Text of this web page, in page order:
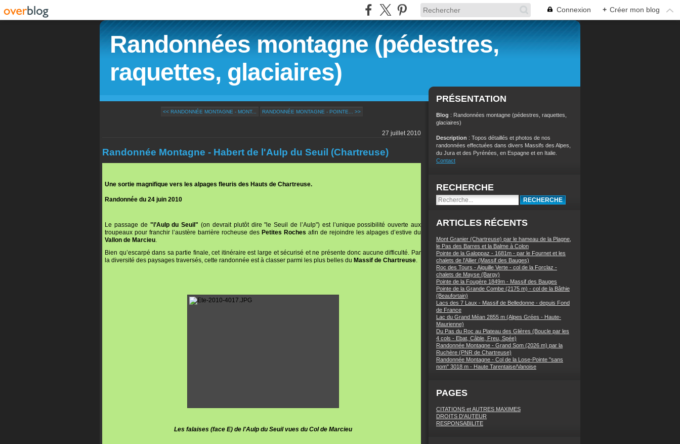
Connexion + Créer mon blog
Randonnées montagne (pédestres,
raquettes, glaciaires)
<< RANDONNÉE MONTAGNE - MONT... RANDONNÉE MONTAGNE - POINTE... >>
27 juillet 2010
Randonnée Montagne - Habert de l'Aulp du Seuil (Chartreuse)
Une sortie magnifique vers les alpages fleuris des Hauts de Chartreuse.
Randonnée du 24 juin 2010
Le passage de "l’Aulp du Seuil" (on devrait plutôt dire "le Seuil de l’Aulp") est l’unique possibilité ouverte aux
troupeaux pour franchir l’austère barrière rocheuse des Petites Roches afin de rejoindre les alpages d’estive du
Vallon de Marcieu.
Bien qu’escarpé dans sa partie finale, cet itinéraire est large et sécurisé et ne présente donc aucune difficulté. Par
la diversité des paysages traversés, cette randonnée est à classer parmi les plus belles du Massif de Chartreuse.
Les falaises (face E) de l'Aulp du Seuil vues du Col de Marcieu
PRÉSENTATION
Blog : Randonnées montagne (pédestres, raquettes,
glaciaires)
Description : Topos détaillés et photos de nos
randonnées effectuées dans divers Massifs des Alpes,
du Jura et des Pyrénées, en Espagne et en Italie.
Contact
RECHERCHE
ARTICLES RÉCENTS
Mont Granier (Chartreuse) par le hameau de la Plagne,
le Pas des Barres et la Balme à Colon
Pointe de la Galoppaz - 1681m - par le Fournet et les
chalets de l'Allier (Massif des Bauges)
Roc des Tours - Aiguille Verte - col de la Forclaz -
chalets de Mayse (Bargy)
Pointe de la Fougère 1849m - Massif des Bauges
Pointe de la Grande Combe (2175 m) - col de la Bâthie
(Beaufortain)
Lacs des 7 Laux - Massif de Belledonne - depuis Fond
de France
Lac du Grand Méan 2855 m (Alpes Grées - Haute-
Maurienne)
Du Pas du Roc au Plateau des Glières (Boucle par les
4 cols - Ebat, Câble, Freu, Spée)
Randonnée Montagne - Grand Som (2026 m) par la
Ruchère (PNR de Chartreuse)
Randonnée Montagne - Col de la Lose-Pointe "sans
nom" 3018 m - Haute Tarentaise/Vanoise
PAGES
CITATIONS et AUTRES MAXIMES
DROITS D'AUTEUR
RESPONSABILITE